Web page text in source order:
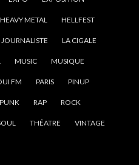
HEAVY METAL HELLFEST
JOURNALISTE LA CIGALE
MUSIC MUSIQUE
FM PARIS PINUP
PUNK RAP ROCK
THÉATRE VINTAGE